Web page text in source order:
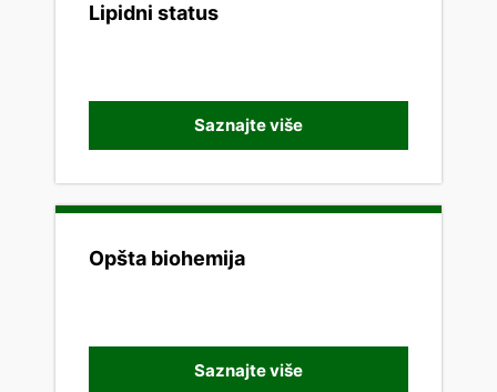
Lipidni status
Saznajte više
Opšta biohemija
Saznajte više